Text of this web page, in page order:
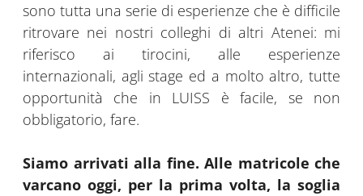
sono tutta una serie di esperienze che è difficile
ritrovare nei nostri colleghi di altri Atenei: mi
riferisco ai tirocini, alle esperienze
internazionali, agli stage ed a molto altro, tutte
opportunità che in LUISS è facile, se non
obbligatorio, fare.
Siamo arrivati alla fine. Alle matricole che
varcano oggi, per la prima volta, la soglia